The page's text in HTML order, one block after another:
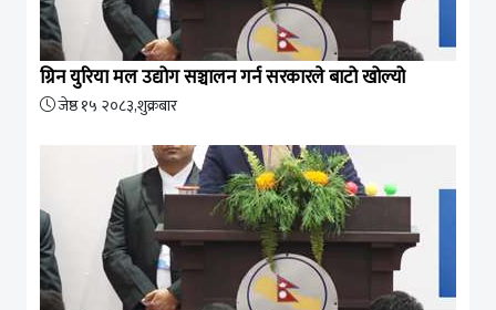
ग्रिन युरिया मल उद्योग सञ्चालन गर्न सरकारले बाटो खोल्यो
जेष्ठ १५ २०८३,शुक्रबार